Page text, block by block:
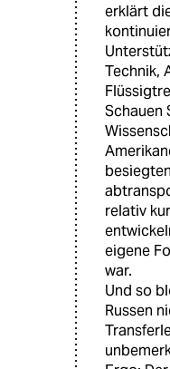
erklärt
Technik,
Schauen
relativ
eigene
war.
Und so
Russen